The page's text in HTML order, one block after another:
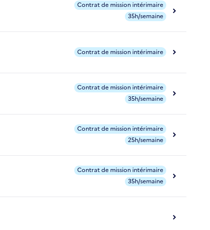
Contrat de mission intérimaire
35h/semaine
Contrat de mission intérimaire
Contrat de mission intérimaire
35h/semaine
Contrat de mission intérimaire
25h/semaine
Contrat de mission intérimaire
35h/semaine